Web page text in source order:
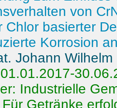
von
Chlor basierter
Korrosion
Johann
Industrielle
Für Getränke